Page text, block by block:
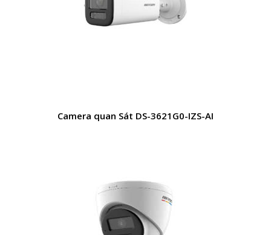
Camera quan Sát DS-3621G0-IZS-AI